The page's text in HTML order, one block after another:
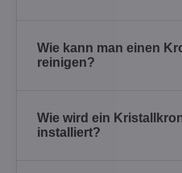
Wie kann man einen
reinigen?
Wie wird ein
installiert?